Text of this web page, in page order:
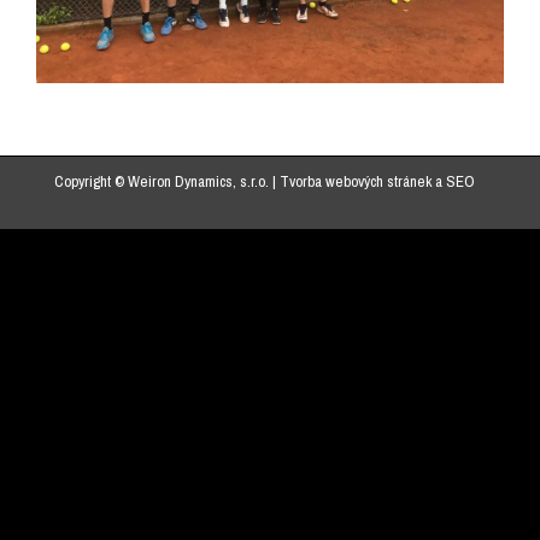
Copyright © Weiron Dynamics, s.r.o. | Tvorba webových stráneka SEO